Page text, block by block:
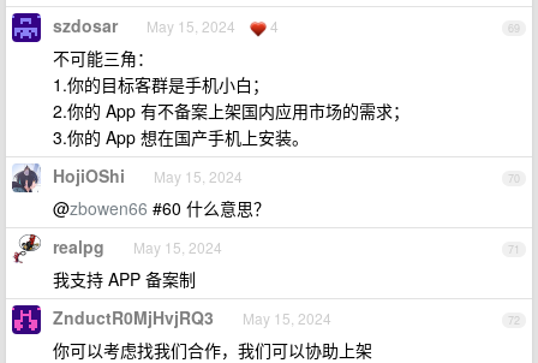
69
szdosar May 15, 2024 4
不可能三角：
1.你的目标客群是手机小白；
2.你的 App 有不备案上架国内应用市场的需求；
3.你的 App 想在国产手机上安装。
70
HojiOShi May 15, 2024
@zbowen66 #60 什么意思？
71
realpg May 15, 2024
我支持 APP 备案制
72
ZnductR0MjHvjRQ3 May 15, 2024
你可以考虑找我们合作，我们可以协助上架